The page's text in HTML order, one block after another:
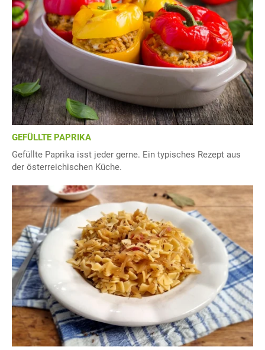
GEFÜLLTE PAPRIKA
Gefüllte Paprika isst jeder gerne. Ein typisches Rezept aus
der österreichischen Küche.